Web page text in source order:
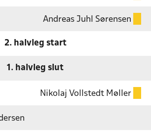
Andreas Juhl Sørensen
2. halvleg start
1. halvleg slut
Nikolaj Vollstedt Møller